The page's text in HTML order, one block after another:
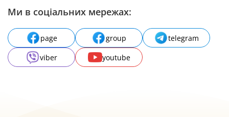
Ми в соціальних мережах:
page group
telegram
viber
youtube